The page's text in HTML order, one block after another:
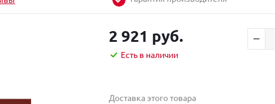
2 921 руб.
Есть в наличии
Доставка этого товара